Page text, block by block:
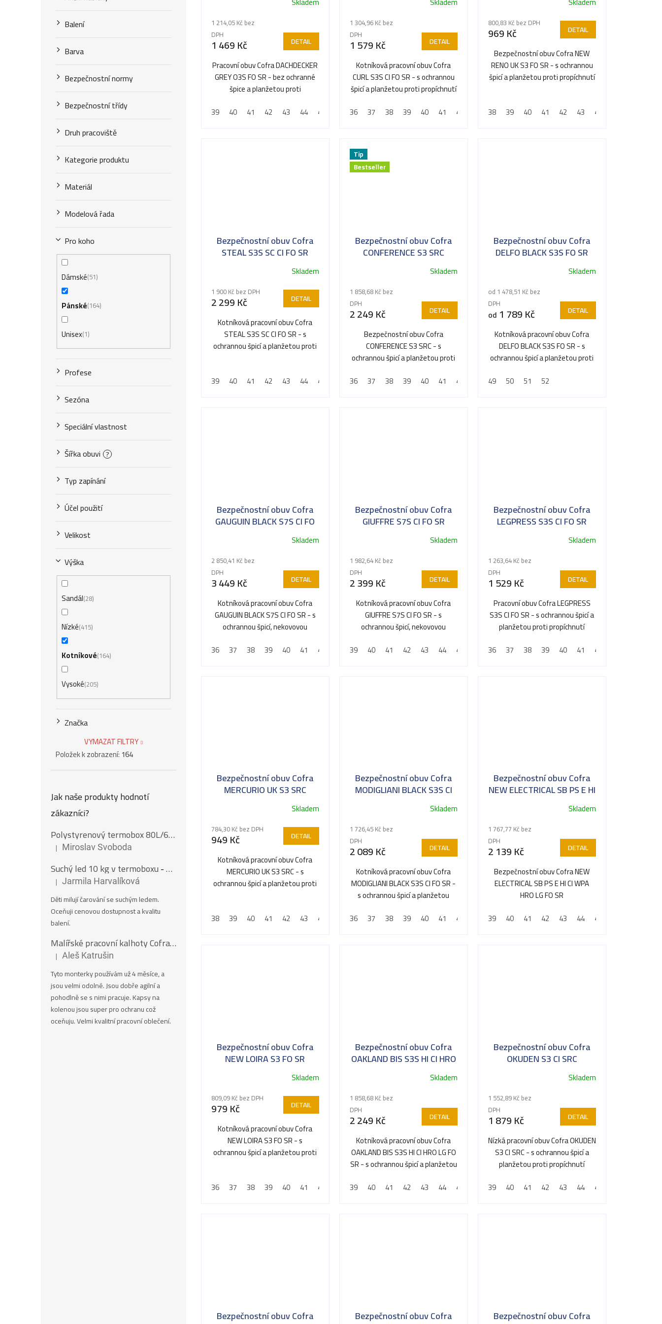
Balení
Barva
Bezpečnostní normy
Bezpečnostní třídy
Druh pracoviště
Kategorie produktu
Materiál
Modelová řada
Pro koho
Dámské 51
Pánské 164
Unisex 1
Profese
Sezóna
Speciální vlastnost
Šířka obuvi ?
Typ zapínání
Účel použití
Velikost
Výška
Sandál 28
Nízké 415
Kotníkové 164
Vysoké 205
Značka
VYMAZAT FILTRY
Položek k zobrazení:164
Jak naše produkty hodnotí
zákazníci?
Polystyrenový termobox 80L/62Kg
Hodnocení produktu je 5 z 5 hvězdiček.
| Miroslav Svoboda
Suchý led 10 kg v termoboxu- Nugety 16 mm
Hodnocení produktu je 5 z 5 hvězdiček.
| Jarmila Harvalíková
Děti milují čarování se suchým ledem.
Oceňuji cenovou dostupnost a kvalitu
balení.
Malířské pracovní kalhoty Cofra SALISBOURG
Hodnocení produktu je 5 z 5 hvězdiček.
| Aleš Katrušin
Tyto monterky používám už 4 měsíce, a
jsou velmi odolné. Jsou dobře agilní a
pohodlně se s nimi pracuje. Kapsy na
kolenou jsou super pro ochranu což
oceňuju. Velmi kvalitní pracovní oblečení.
1 214,05 Kč bez
DPH
1 469 Kč DETAIL
Pracovní obuv Cofra DACHDECKER
GREY O3S FO SR - bez ochranné
špice a planžetou proti
39 40 41 42 43 44 45 47 48
1 304,96 Kč bez
DPH
1 579 Kč DETAIL
Kotníková pracovní obuv Cofra
CURL S3S CI FO SR - s ochrannou
špicí a planžetou proti propíchnutí
36
37 38 39 40 41 42 44 45 46 47 48
hodnocení
produktu
je
5,0
z
5
800,83 Kč bez DPH
969 Kč DETAIL
Bezpečnostní obuv Cofra NEW
RENO UK S3 FO SR - s ochrannou
špicí a planžetou proti propíchnutí
38 39 40 41 42 43 44
Bezpečnostní obuv Cofra
STEAL S3S SC CI FO SR
hodnocení
produktu
je
5,0
5
Skladem
1 900 Kč bez DPH
2 299 Kč DETAIL
Kotníková pracovní obuv Cofra
STEAL S3S SC CI FO SR - s
ochrannou špicí a planžetou proti
39
40 41 42 43 44 45 47
Tip
Bestseller
Bezpečnostní obuv Cofra
CONFERENCE S3 SRC
Odolná kotníková obuv (S3)
hodnocení
produktu
je
5,0
hvězdiček.
Skladem
1 858,68 Kč bez
DPH
2 249 Kč DETAIL
Bezpečnostní obuv Cofra
CONFERENCE S3 SRC - s
ochrannou špicí a planžetou proti
36 37 38 39 40 41 42 44 45 46 47
Bezpečnostní obuv Cofra
DELFO BLACK S3S FO SR
Skladem
od 1 478,51 Kč bez
DPH
od 1 789 Kč DETAIL
Kotníková pracovní obuv Cofra
DELFO BLACK S3S FO SR - s
ochrannou špicí a planžetou proti
49 50 51 52
Bezpečnostní obuv Cofra
GAUGUIN BLACK S7S CI FO
Skladem
2 850,41 Kč bez
DPH
3 449 Kč DETAIL
Kotníková pracovní obuv Cofra
GAUGUIN BLACK S7S CI FO SR - s
ochrannou špicí, nekovovou
36 37 38 39 40 41 42 44 45 46 47 48
Bezpečnostní obuv Cofra
GIUFFRE S7S CI FO SR
Skladem
1 982,64 Kč bez
DPH
2 399 Kč DETAIL
Kotníková pracovní obuv Cofra
GIUFFRE S7S CI FO SR - s
ochrannou špicí, nekovovou
membránou
39 40 41 42 43 44 45 47 48
Bezpečnostní obuv Cofra
LEGPRESS S3S CI FO SR
Skladem
1 263,64 Kč bez
DPH
1 529 Kč DETAIL
Pracovní obuv Cofra LEGPRESS
S3S CI FO SR - s ochrannou špicí a
planžetou proti propíchnutí
36
37 38 39 40 41 42
Bezpečnostní obuv Cofra
MERCURIO UK S3 SRC
Skladem
784,30 Kč bez DPH
949 Kč DETAIL
Kotníková pracovní obuv Cofra
MERCURIO UK S3 SRC - s
ochrannou špicí a planžetou proti
38
39 40 41 42 43 44 46 47 48
Bezpečnostní obuv Cofra
MODIGLIANI BLACK S3S CI
hodnocení
produktu
je
5,0
5
hvězdiček.
Skladem
1 726,45 Kč bez
DPH
2 089 Kč DETAIL
Kotníková pracovní obuv Cofra
MODIGLIANI BLACK S3S CI FO SR -
s ochrannou špicí a planžetou
36 37 38 39 40 41 42 44 45 46 47 48
Bezpečnostní obuv Cofra
NEW ELECTRICAL SB PS E HI
CI WPA HRO LG FO SRSkladem
1 767,77 Kč bez
DPH
2 139 Kč DETAIL
Bezpečnostní obuv Cofra NEW
ELECTRICAL SB PS E HI CI WPA
HRO LG FO SR
39
40 41 42 43 44 45
Bezpečnostní obuv Cofra
NEW LOIRA S3 FO SR
Skladem
809,09 Kč bez DPH
979 Kč DETAIL
Kotníková pracovní obuv Cofra
NEW LOIRA S3 FO SR - s
ochrannou špicí a planžetou proti
36
37 38 39 40 41 42 44 45 46 47 48
Bezpečnostní obuv Cofra
OAKLAND BIS S3S HI CI HRO
hodnocení
produktu
je
5,0
5
hvězdiček.
Skladem
1 858,68 Kč bez
DPH
2 249 Kč DETAIL
Kotníková pracovní obuv Cofra
OAKLAND BIS S3S HI CI HRO LG FO
SR - s ochrannou špicí a planžetou
39 40 41 42 43 44 45 47
Bezpečnostní obuv Cofra
OKUDEN S3 CI SRC
Skladem
1 552,89 Kč bez
DPH
1 879 Kč DETAIL
Nízká pracovní obuv Cofra OKUDEN
S3 CI SRC - s ochrannou špicí a
planžetou proti propíchnutí
39
40 41 42 43 44 45
Bezpečnostní obuv Cofra Bezpečnostní obuv Cofra Bezpečnostní obuv Cofra